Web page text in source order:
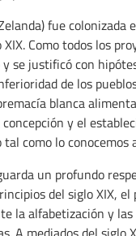
fue colonizada
Como todos los
y se justificó con
de los
blanca
y el
como lo conocemos
un profundo
del siglo XIX, el
la alfabetización y
A mediados del siglo